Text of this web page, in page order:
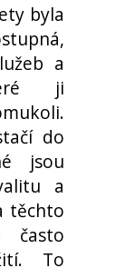
byla
a
ji
do
jsou
a
těchto
často
To